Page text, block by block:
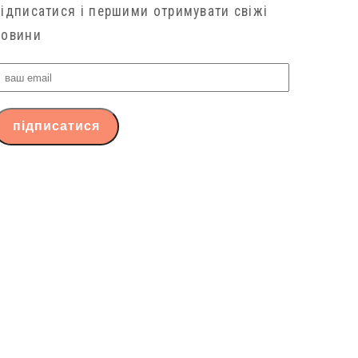
і першими отримувати свіжі
ваш
email
підписатися